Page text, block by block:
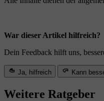
War dieser Artikel hilfreich?
Dein Feedback hilft uns,
Ja, hilfreich Kann
Weitere Ratgeber